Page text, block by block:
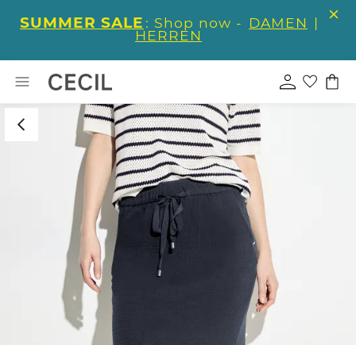
SUMMER SALE : Shop now - DAMEN |
HERREN